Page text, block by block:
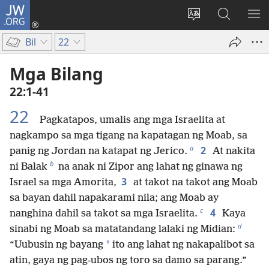
JW.ORG
Baguhin
wika
Mag-
log
sa
JW.ORG
Bil 22
Mga Bilang
22:1-41
22
Pagkatapos, umalis ang mga Israelita at
nagkampo sa mga tigang na kapatagan ng Moab, sa
panig ng Jordan na katapat ng Jerico. a 2 At nakita
ni Balak b na anak ni Zipor ang lahat ng ginawa ng
Israel sa mga Amorita, 3 at takot na takot ang Moab
sa bayan dahil napakarami nila; ang Moab ay
nanghina dahil sa takot sa mga Israelita. c 4 Kaya
sinabi ng Moab sa matatandang lalaki ng Midian: d
“Uubusin ng bayang * ito ang lahat ng nakapalibot sa
atin, gaya ng pag-ubos ng toro sa damo sa parang.”